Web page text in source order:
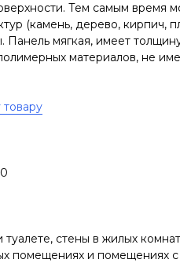
Тем самым время
(камень, дерево, кирпич,
мягкая, имеет
материалов, не
стены в жилых
помещениях и помещениях